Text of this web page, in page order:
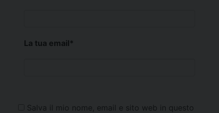
La tua email*
Salva il mio nome, email e sito web in questo